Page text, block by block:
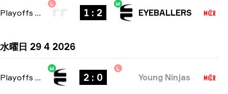
Playoffs
L
1 : 2
W
EYEBALLERS
水曜日 29 4 2026
Playoffs bo3
W
2 : 0
L
Young Ninjas